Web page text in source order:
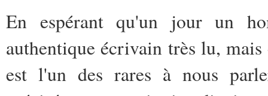
En espérant qu'un jour un
authentique écrivain très lu,
est l'un des rares à nous